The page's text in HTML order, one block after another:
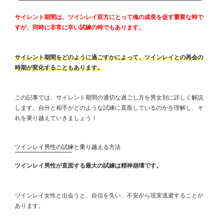
サイレント期間は、ツインレイ双方にとって魂の成長を促す重要な時で
すが、同時に非常に辛い試練の時でもあります。
サイレント期間をどのように過ごすかによって、ツインレイとの再会の
時期が変化することもあります。
この記事では、サイレント期間の適切な過ごし方を男女別に詳しく解説
します。自分と相手がどのような試練に直面しているのかを理解し、そ
れを乗り越えていきましょう！
ツインレイ男性の試練と乗り越える方法
ツインレイ男性が直面する最大の試練は精神崩壊です。
ツインレイ女性と出会うと、自信を失い、不安から現実逃避することが
あります。